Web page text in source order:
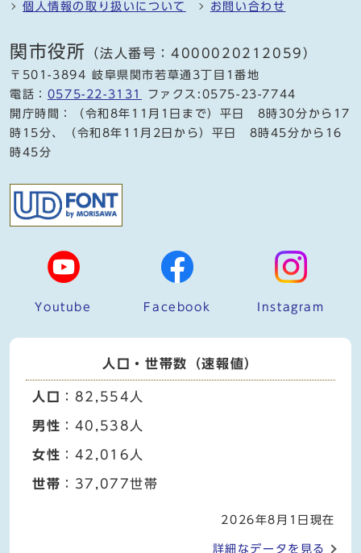
個人情報の取り扱いについて お問い合わせ
関市役所 （法人番号：4000020212059）
〒501-3894 岐阜県関市若草通3丁目1番地
電話： 0575-22-3131
ファクス:0575-23-7744
開庁時間：（令和8年11月1日まで）平日 8時30分から17
時15分、（令和8年11月2日から）平日 8時45分から16
時45分
Youtube Facebook Instagram
人口・世帯数（速報値）
人口 ：82,554人
男性 ：40,538人
女性 ：42,016人
世帯 ：37,077世帯
2026年8月1日現在
詳細なデータを見る